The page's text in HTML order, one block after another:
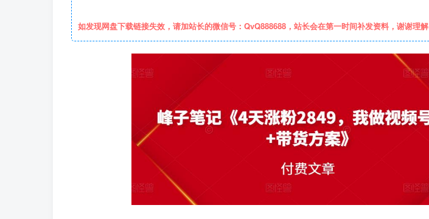
如发现网盘下载链接失效，请加站长的微信号：QvQ888688，站长会在第一时间补发资料，谢谢理解